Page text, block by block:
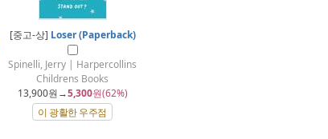
[중고-상] Loser (Paperback)
Spinelli, Jerry | Harpercollins
Childrens Books
13,900원→5,300원(62%)
이 광활한 우주점